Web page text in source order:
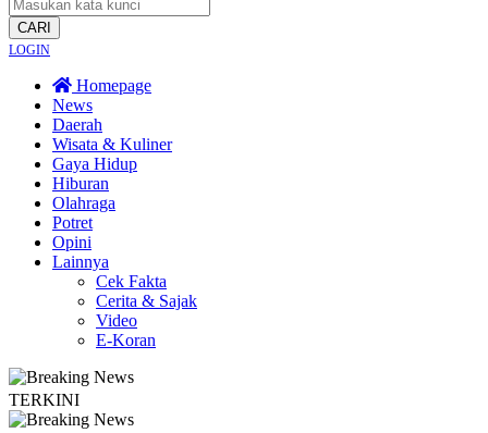
CARI
LOGIN
Homepage
News
Daerah
Wisata & Kuliner
Gaya Hidup
Hiburan
Olahraga
Potret
Opini
Lainnya
Cek Fakta
Cerita & Sajak
Video
E-Koran
TERKINI